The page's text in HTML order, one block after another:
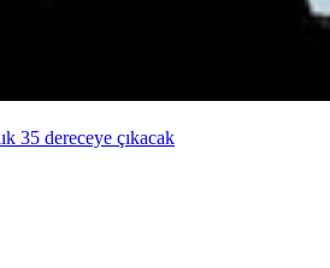
35 dereceye çıkacak